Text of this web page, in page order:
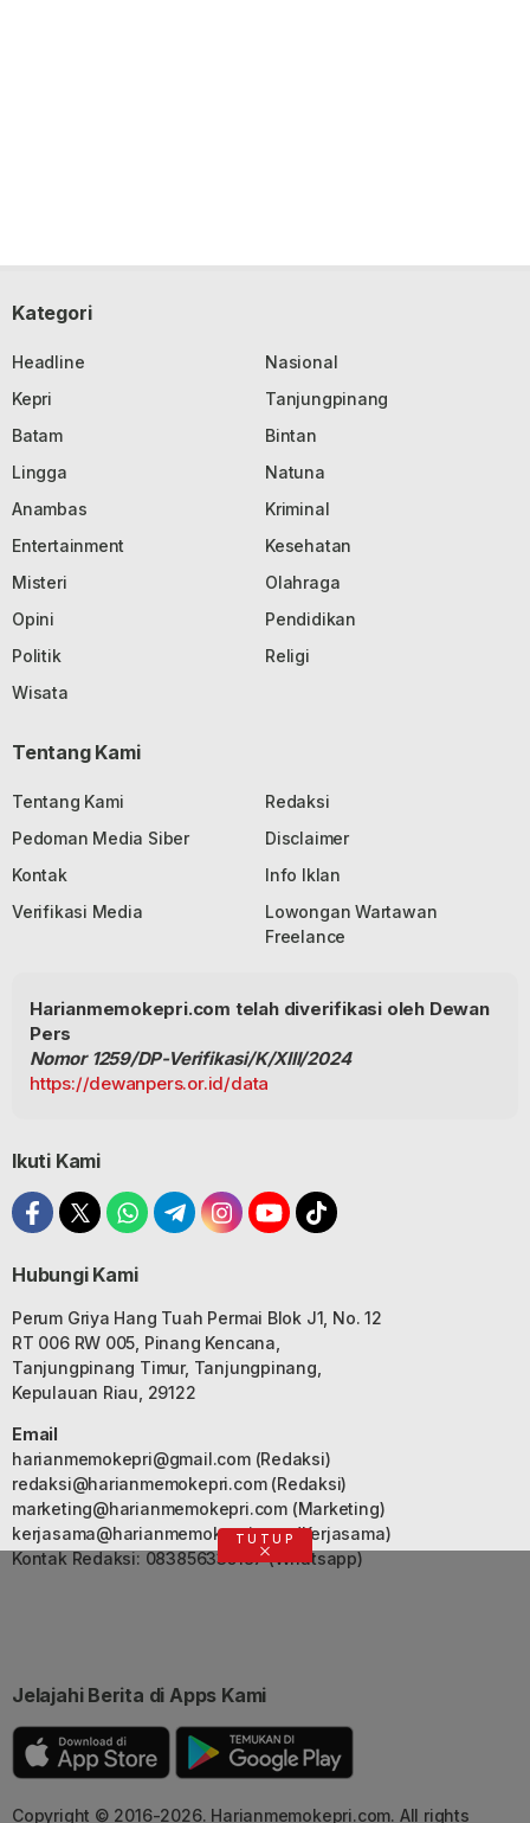
Kategori
Headline
Nasional
Kepri
Tanjungpinang
Batam
Bintan
Lingga
Natuna
Anambas
Kriminal
Entertainment
Kesehatan
Misteri
Olahraga
Opini
Pendidikan
Politik
Religi
Wisata
Tentang Kami
Tentang Kami
Redaksi
Pedoman Media Siber
Disclaimer
Kontak
Info Iklan
Verifikasi Media
Lowongan Wartawan
Freelance
Harianmemokepri.com telah diverifikasi oleh Dewan
Pers
Nomor 1259/DP-Verifikasi/K/XIII/2024
https://dewanpers.or.id/data
Ikuti Kami
Hubungi Kami
Perum Griya Hang Tuah Permai Blok J1, No. 12
RT 006 RW 005, Pinang Kencana,
Tanjungpinang Timur, Tanjungpinang,
Kepulauan Riau, 29122
Email
harianmemokepri@gmail.com(Redaksi)
redaksi@harianmemokepri.com(Redaksi)
marketing@harianmemokepri.com(Marketing)
kerjasama@harianmemokepri.com(Kerjasama)
Kontak Redaksi: 083856335187 (Whatsapp)
Jelajahi Berita di Apps Kami
Copyright © 2016-2026. Harianmemokepri.com. All rights
TUTUP